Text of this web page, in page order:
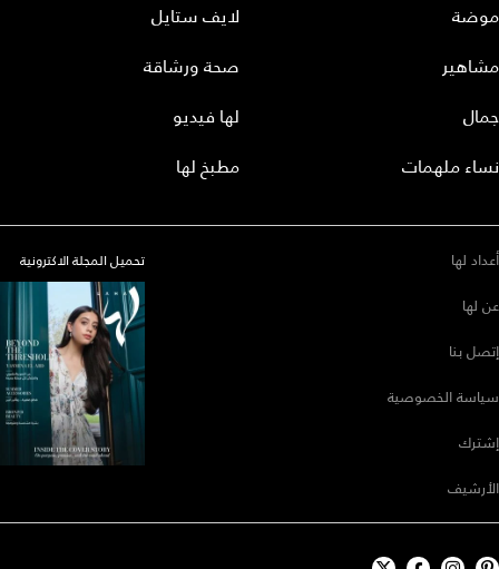
موضة
مشاهير
جمال
نساء ملهمات
لايف ستايل
صحة ورشاقة
لها فيديو
مطبخ لها
أعداد لها
عن لها
إتصل بنا
سياسة الخصوصية
إشترك
الأرشيف
تحميل المجلة الاكترونية